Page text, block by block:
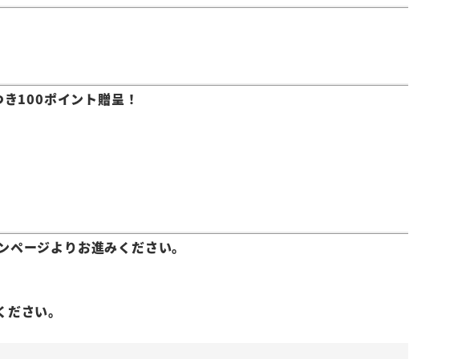
100ポイント贈呈！
ージよりお進みください。
さい。